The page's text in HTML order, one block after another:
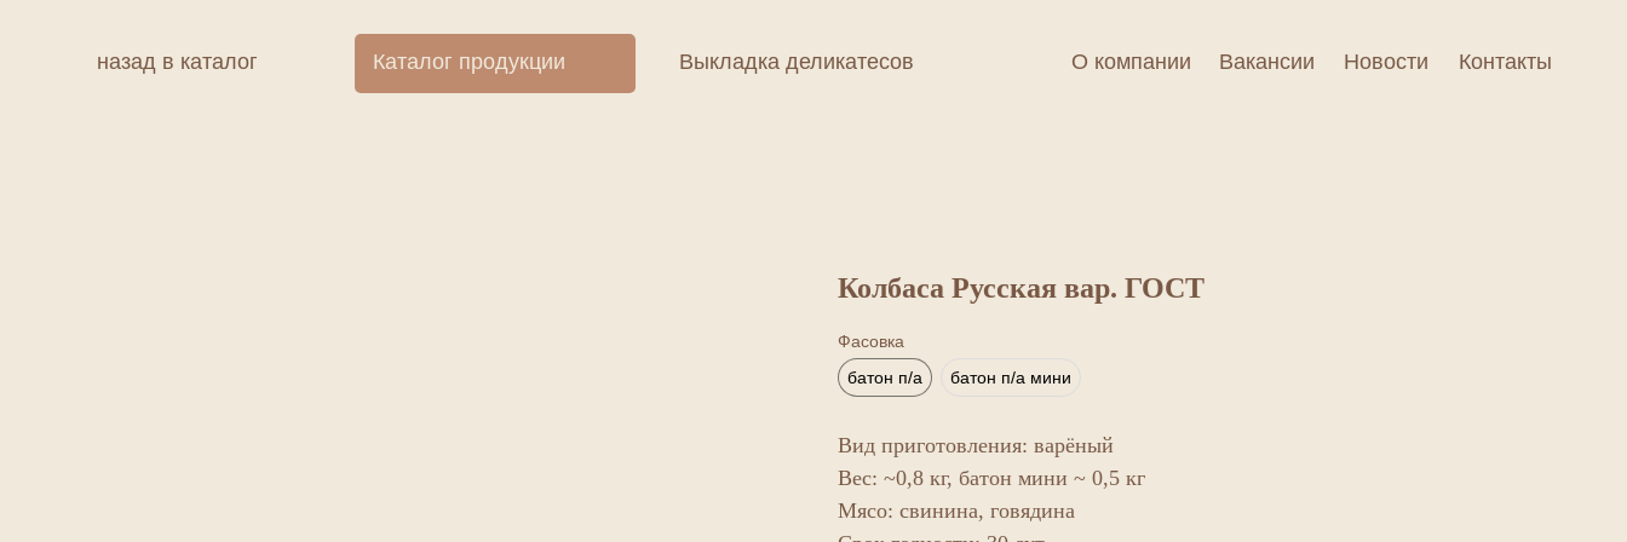
назад в каталог Каталог продукции Выкладка деликатесов О компании Вакансии Новости Контакты
Колбаса Русская вар. ГОСТ
Фасовка
батон п/а
батон п/а мини
Вид приготовления: варёный
Вес: ~0,8 кг, батон мини ~ 0,5 кг
Мясо: свинина, говядина